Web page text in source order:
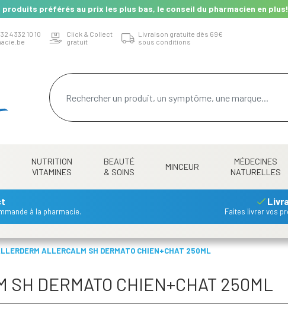
produits préférés au prix les plus bas, le conseil du pharmacien en plus!
4 332 10 10
Click & Collect
gratuit
Livraison gratuite dès 69€
sous conditions
NUTRITION
VITAMINES
BEAUTÉ
& SOINS
MINCEUR
MÉDECINES
NATURELLES
à la pharmacie. Faites livrer vos
ALLERCALM SH DERMATO CHIEN+CHAT 250ML
DERMATO CHIEN+CHAT 250ML